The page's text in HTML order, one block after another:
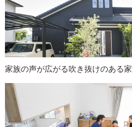
家族の声が広がる吹き抜けのある家